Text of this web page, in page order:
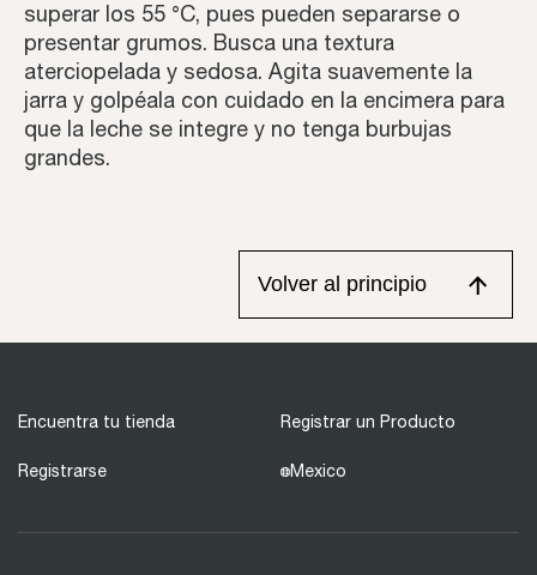
superar los 55 °C, pues pueden separarse o
presentar grumos. Busca una textura
aterciopelada y sedosa. Agita suavemente la
jarra y golpéala con cuidado en la encimera para
que la leche se integre y no tenga burbujas
grandes.
Volver al principio
Encuentra tu tienda Registrar un Producto
Registrarse Mexico